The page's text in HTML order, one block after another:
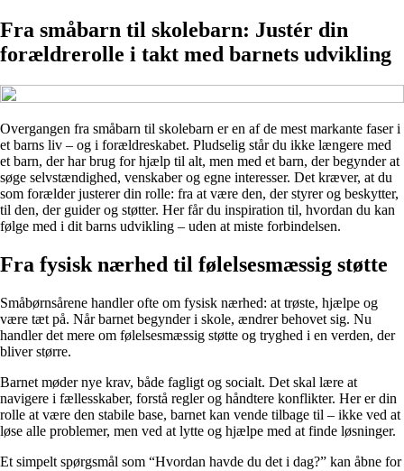
Fra småbarn til skolebarn: Justér din
forældrerolle i takt med barnets udvikling
Overgangen fra småbarn til skolebarn er en af de mest markante faser i
et barns liv – og i forældreskabet. Pludselig står du ikke længere med
et barn, der har brug for hjælp til alt, men med et barn, der begynder at
søge selvstændighed, venskaber og egne interesser. Det kræver, at du
som forælder justerer din rolle: fra at være den, der styrer og beskytter,
til den, der guider og støtter. Her får du inspiration til, hvordan du kan
følge med i dit barns udvikling – uden at miste forbindelsen.
Fra fysisk nærhed til følelsesmæssig støtte
Småbørnsårene handler ofte om fysisk nærhed: at trøste, hjælpe og
være tæt på. Når barnet begynder i skole, ændrer behovet sig. Nu
handler det mere om følelsesmæssig støtte og tryghed i en verden, der
bliver større.
Barnet møder nye krav, både fagligt og socialt. Det skal lære at
navigere i fællesskaber, forstå regler og håndtere konflikter. Her er din
rolle at være den stabile base, barnet kan vende tilbage til – ikke ved at
løse alle problemer, men ved at lytte og hjælpe med at finde løsninger.
Et simpelt spørgsmål som “Hvordan havde du det i dag?” kan åbne for